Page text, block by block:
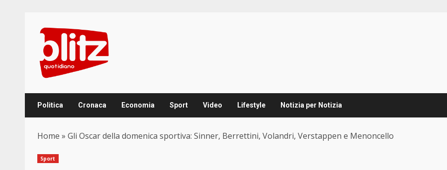
content
Politica Cronaca Economia Sport Video Lifestyle Notizia per Notizia
Home » Gli Oscar della domenica sportiva: Sinner, Berrettini, Volandri, Verstappen e Menoncello
Sport